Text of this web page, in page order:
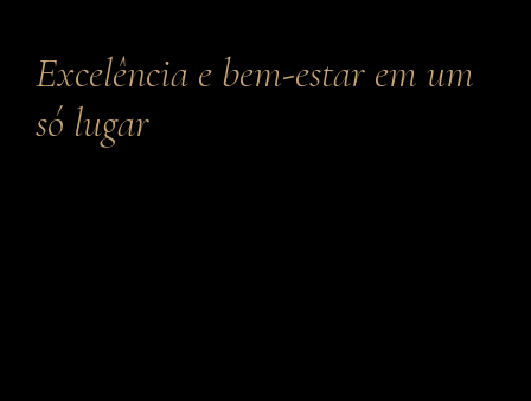
Excelência e bem-estar em um
só lugar